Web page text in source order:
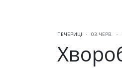
ПЕЧЕРИЦІ 03.ЧЕРВ.